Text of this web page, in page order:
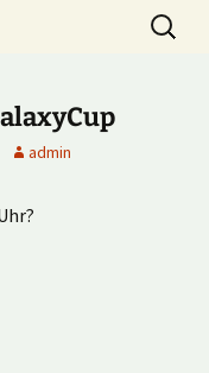
Suche
nach:
admin